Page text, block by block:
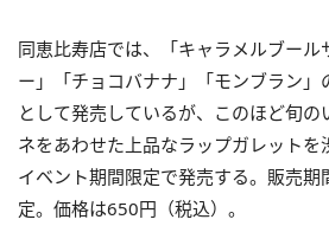
同恵比寿店では、「キャラメルブール
ー」「チョコバナナ」「モンブラン
として発売しているが、このほど旬
ネをあわせた上品なラップガレットを
イベント期間限定で発売する。販売
定。価格は650円（税込）。